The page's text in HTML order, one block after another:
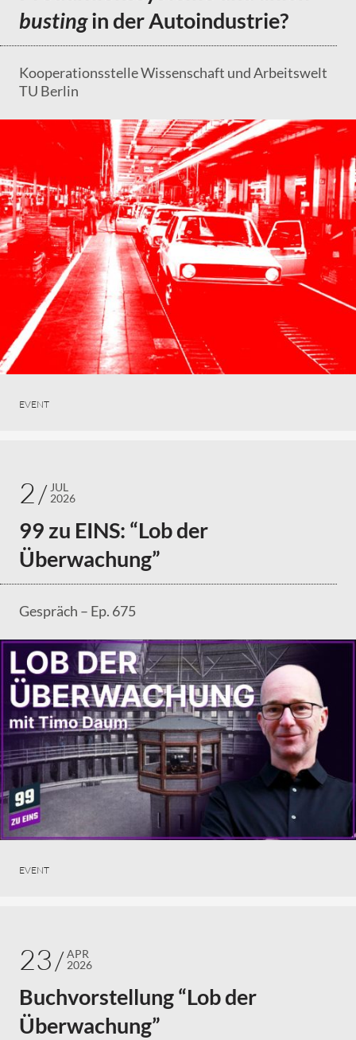
bustingin der Autoindustrie?
Kooperationsstelle Wissenschaft und Arbeitswelt
TU Berlin
EVENT
2
JUL
2026
99 zu EINS: “Lob der
Überwachung”
Gespräch – Ep. 675
EVENT
23
APR
2026
Buchvorstellung “Lob der
Überwachung”